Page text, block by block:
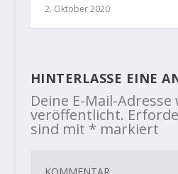
2. Oktober 2020
HINTERLASSE EINE
Deine E-Mail-
veröffentlicht.
sind mit * markiert